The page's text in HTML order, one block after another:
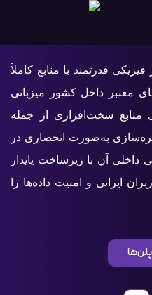
قدرتمند با منابع کاملاً
معتبر داخل کشور میزبانی
سخت‌افزاری از جمله
به‌صورت انحصاری در
داخلی آن با زیرساخت پایدار
ایرانی و امنیت داده‌ها را